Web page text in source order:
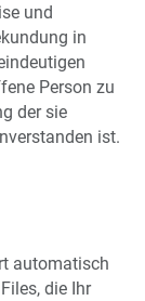
und
in
Person zu
der sie
ist.
automatisch
die Ihr